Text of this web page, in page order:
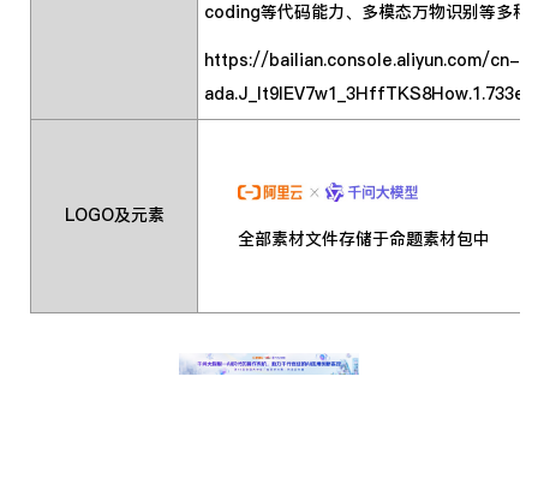
coding等代码能力、多模态万物识别等多种
https://bailian.console.aliyun.com/cn-
LOGO及元素
全部素材文件存储于命题素材包中